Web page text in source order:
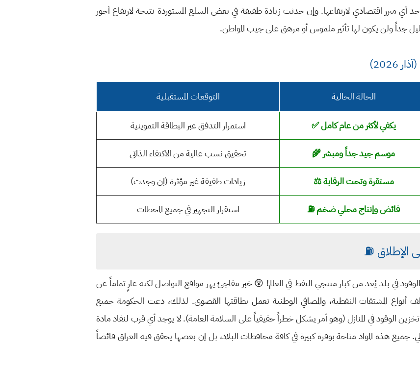
أي مبرر اقتصادي لارتفاعها. وإن حدثت زيادة طفيفة في بعض السلع المستوردة نتيجة لارتفاع أجور
قليل جداً ولن يكون لها تأثير ملموس أو مرهق على جيب المواطن.
الحالة الحالية التوقعات المستقبلية
يكفي لأكثر من عام كامل ✅ استمرار التدفق عبر البطاقة التموينية
موسم جيد جداً ومبشر 🌾 تحقيق نسب عالية من الاكتفاء الذاتي
مستقرة وتحت الرقابة ⚖️ زيادات طفيفة غير مؤثرة (إن وجدت)
فائض وإنتاج محلي ضخم ⛽ استقرار التجهيز في جميع المحطات
الإطلاق ⛽
في بلد يُعد من كبار منتجي النفط في العالم! 😲 خبر مفاجئ يهز مواقع التواصل لكنه عارٍ تماماً عن
المشتقات النفطية، والمصافي الوطنية تعمل بطاقتها القصوى. لذلك، دعت الحكومة جميع
الوقود في المنازل (وهو أمر يشكل خطراً حقيقياً على السلامة العامة). لا يوجد أي قرب لنفاد مادة
جميع هذه المواد متاحة بوفرة كبيرة في كافة محافظات البلاد، بل إن بعضها يحقق فيه العراق فائضاً